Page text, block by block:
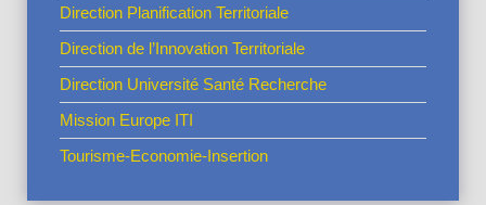
Direction Planification Territoriale
Direction de l’Innovation Territoriale
Direction Université Santé Recherche
Mission Europe ITI
Tourisme-Economie-Insertion